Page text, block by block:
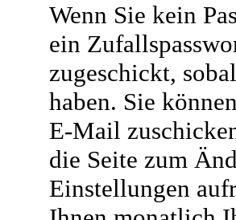
Wenn Sie kein
ein
zugeschickt,
haben. Sie
E-Mail
die Seite zum
Einstellungen